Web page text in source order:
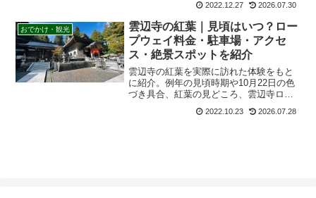
まで分かりやすく解説します。ロープウ
ェイを利用しない参拝を考えている方は
必見です。
2022.12.27 2026.07.30
おでかけ・観光
雲辺寺の紅葉｜見頃はいつ？ロー
プウェイ料金・駐車場・アクセ
ス・絶景スポットを紹介
雲辺寺の紅葉を実際に訪れた体験をもと
に紹介。例年の見頃時期や10月22日の色
づき具合、紅葉の見どころ、雲辺寺ロー
プウェイの料金、駐車場、車でのアクセ
ス、毘沙門天展望館からの絶景まで詳し
2022.10.23 2026.07.28